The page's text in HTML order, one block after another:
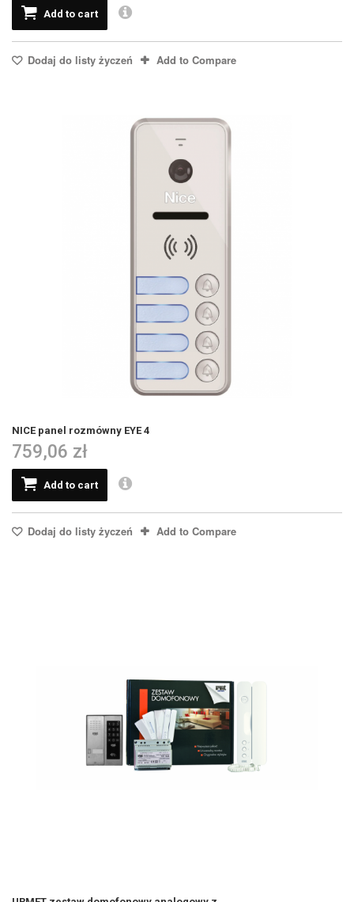
Add to cart
Dodaj do listy życzeń Add to Compare
NICE panel rozmówny EYE 4
759,06 zł
Add to cart
Dodaj do listy życzeń Add to Compare